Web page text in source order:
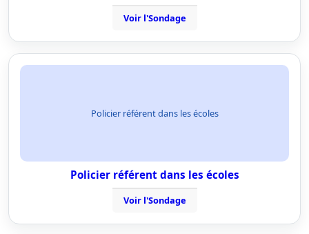
Voir l'Sondage
Policier référent dans les écoles
Policier référent dans les écoles
Voir l'Sondage